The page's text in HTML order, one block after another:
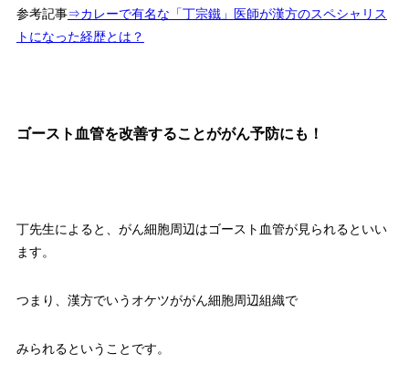
参考記事⇒カレーで有名な「丁宗鐵」医師が漢方のスペシャリス
トになった経歴とは？
ゴースト血管を改善することががん予防にも！
丁先生によると、がん細胞周辺はゴースト血管が見られるといい
ます。
つまり、漢方でいうオケツががん細胞周辺組織で
みられるということです。